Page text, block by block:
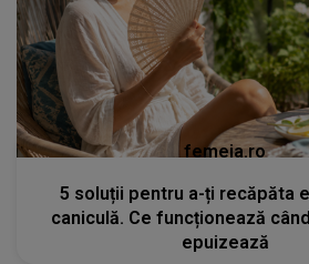
femeia.ro
5 soluții pentru a-ți recăpăta
caniculă. Ce funcționează
epuizează